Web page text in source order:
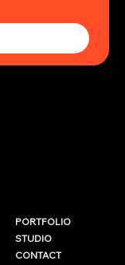
PORTFOLIO
STUDIO
CONTACT